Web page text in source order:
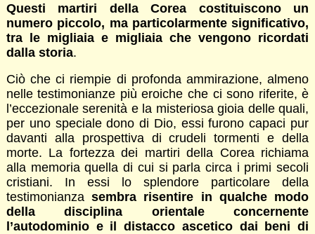
Questi martiri della Corea costituiscono un
numero piccolo, ma particolarmente significativo,
tra le migliaia e migliaia che vengono ricordati
dalla storia.
Ciò che ci riempie di profonda ammirazione, almeno
nelle testimonianze più eroiche che ci sono riferite, è
l’eccezionale serenità e la misteriosa gioia delle quali,
per uno speciale dono di Dio, essi furono capaci pur
davanti alla prospettiva di crudeli tormenti e della
morte. La fortezza dei martiri della Corea richiama
alla memoria quella di cui si parla circa i primi secoli
cristiani. In essi lo splendore particolare della
testimonianzasembra risentire in qualche modo
della disciplina orientale concernente
l’autodominio e il distacco ascetico dai beni di